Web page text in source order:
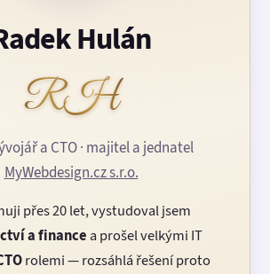
Hulán
RH
a CTO · majitel a jednatel
MyWebdesign.cz s.r.o.
přes 20 let, vystudoval jsem
a finance a prošel velkými IT
rolemi — rozsáhlá řešení proto